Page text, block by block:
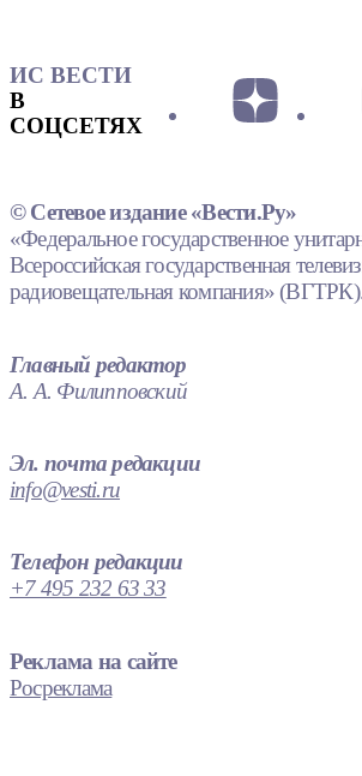
ИС ВЕСТИ
В
СОЦСЕТЯХ
© Сетевое издание «Вести.Ру»
«Федеральное государственное
Всероссийская государственная
радиовещательная компания»
Главный редактор
А. А. Филипповский
Эл. почта редакции
info@vesti.ru
Телефон редакции
+7 495 232 63 33
Реклама на сайте
Росреклама